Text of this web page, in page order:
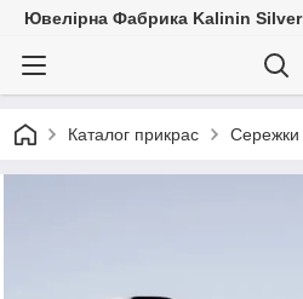
Ювелірна Фабрика Kalinin Silver
Каталог прикрас Сережки